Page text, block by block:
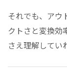
それでも、アウ
クトさと変換効
さえ理解してい